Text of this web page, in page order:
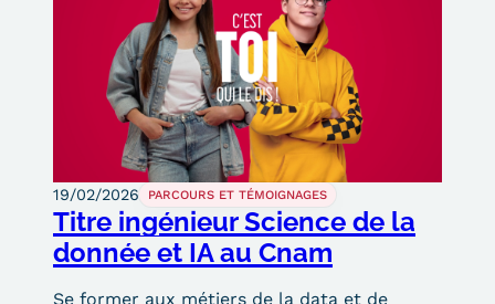
19/02/2026 PARCOURS ET TÉMOIGNAGES
Titre ingénieur Science de la
donnée et IA au Cnam
Se former aux métiers de la data et de